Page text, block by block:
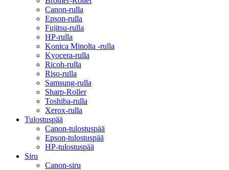
Canon-rulla
Epson-rulla
Fujitsu-rulla
HP-rulla
Konica Minolta -rulla
Kyocera-rulla
Ricoh-rulla
Riso-rulla
Samsung-rulla
Sharp-Roller
Toshiba-rulla
Xerox-rulla
Tulostuspää
Canon-tulostuspää
Epson-tulostuspää
HP-tulostuspää
Siru
Canon-siru